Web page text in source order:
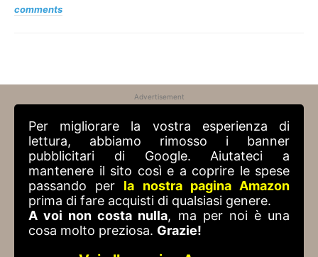
comments
Advertisement
Per migliorare la vostra esperienza di
lettura, abbiamo rimosso i banner
pubblicitari di Google. Aiutateci a
mantenere il sito così e a coprire le spese
passando per la nostra pagina Amazon
prima di fare acquisti di qualsiasi genere.
A voi non costa nulla, ma per noi è una
cosa molto preziosa. Grazie!